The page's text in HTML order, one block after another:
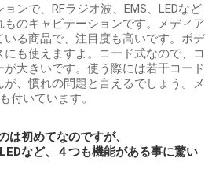
ンで、RFラジオ波、EMS、LEDなど
のキャビテーションです。メディア
いる商品で、注目度も高いです。ボデ
にも使えますよ。コード式なので、コ
大きいです。使う際には若干コード
、慣れの問題と言えるでしょう。メ
付いています。
は初めてなのですが、
など、４つも機能がある事に驚い